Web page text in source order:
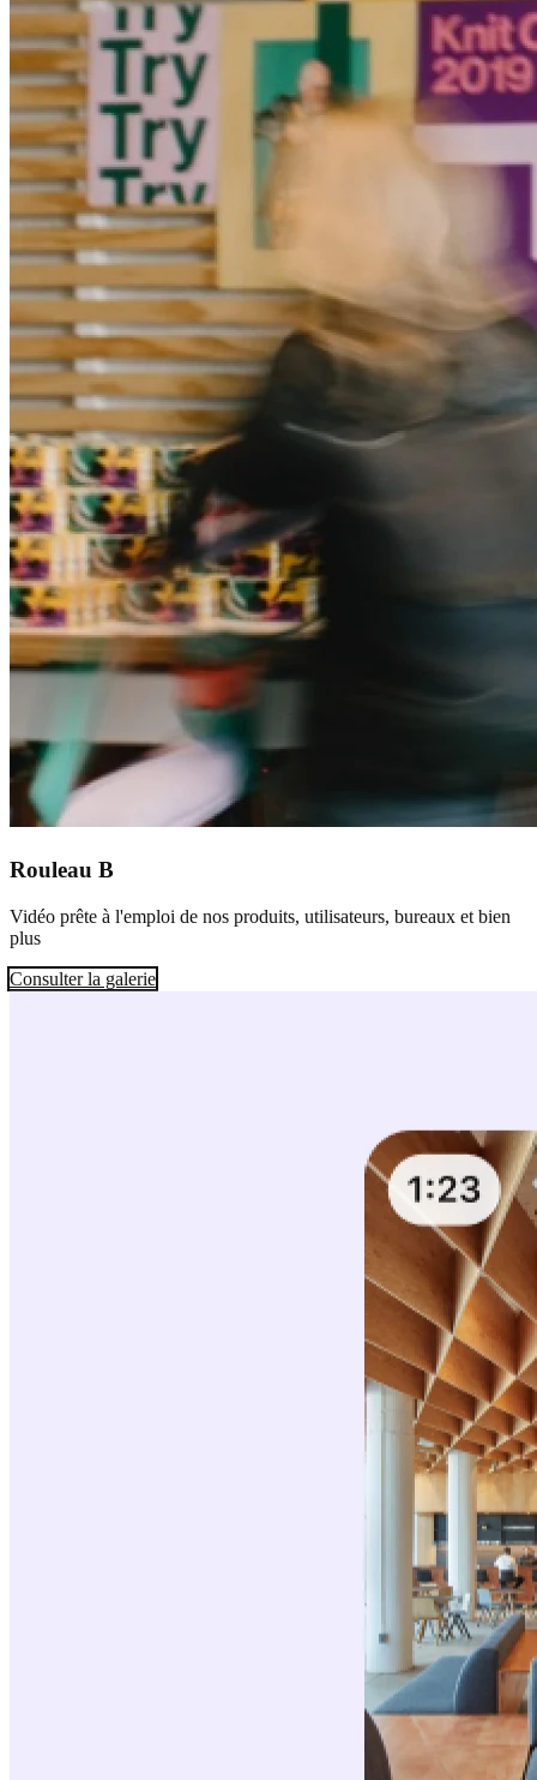
Rouleau B
Vidéo prête à l'emploi de nos produits, utilisateurs, bureaux et bien
plus
Consulter la galerie